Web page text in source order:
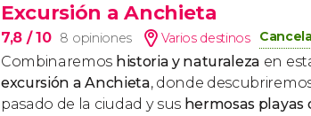
Excursión a Anchieta
7,8 / 10 8 opiniones Varios destinos
Combinaremos historia y naturaleza en
excursión a Anchieta, donde
pasado de la ciudad y sus hermosas playas